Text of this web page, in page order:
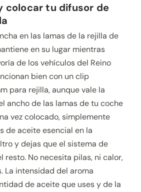
colocar tu difusor de
en las lamas de la rejilla de
en su lugar mientras
de los vehículos del Reino
bien con un clip
para rejilla, aunque vale la
ancho de las lamas de tu coche
vez colocado, simplemente
de aceite esencial en la
y dejas que el sistema de
resto. No necesita pilas, ni calor,
La intensidad del aroma
de aceite que uses y de la